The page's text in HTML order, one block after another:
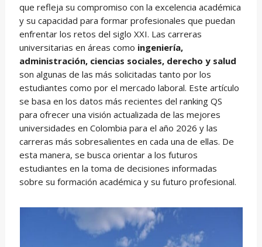
que refleja su compromiso con la excelencia académica
y su capacidad para formar profesionales que puedan
enfrentar los retos del siglo XXI. Las carreras
universitarias en áreas como ingeniería,
administración, ciencias sociales, derecho y salud
son algunas de las más solicitadas tanto por los
estudiantes como por el mercado laboral. Este artículo
se basa en los datos más recientes del ranking QS
para ofrecer una visión actualizada de las mejores
universidades en Colombia para el año 2026 y las
carreras más sobresalientes en cada una de ellas. De
esta manera, se busca orientar a los futuros
estudiantes en la toma de decisiones informadas
sobre su formación académica y su futuro profesional.